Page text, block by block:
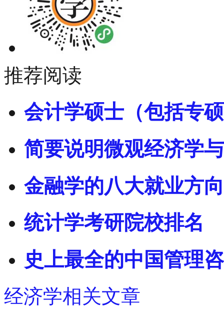
推荐阅读
会计学硕士（包括专
简要说明微观经济学
金融学的八大就业方
统计学考研院校排名
史上最全的中国管理
经济学相关文章